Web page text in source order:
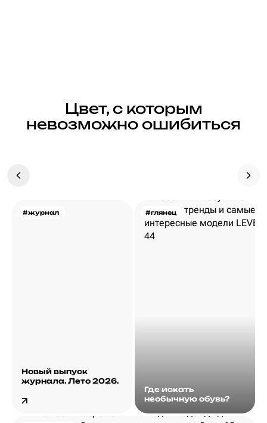
Цвет, с которым
невозможно ошибиться
#журнал
Новый выпуск
журнала. Лето 2026.
#глянец
Где искать
необычную обувь?